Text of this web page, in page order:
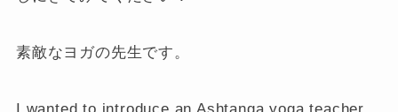
素敵なヨガの先生です。